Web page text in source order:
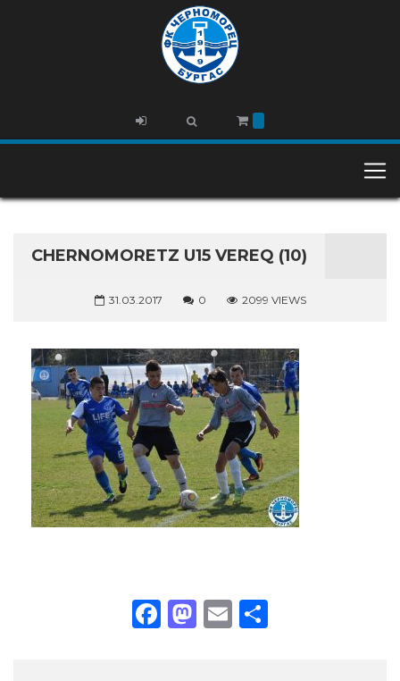
CHERNOMORETZ U15 VEREQ (10)
31.03.2017 0 2099 VIEWS
Facebook
Mastodon
Email